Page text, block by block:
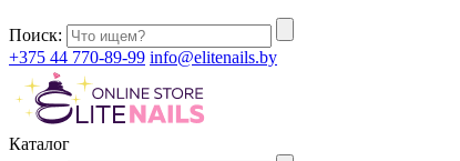
Поиск:
+375 44 770-89-99 info@elitenails.by
Каталог